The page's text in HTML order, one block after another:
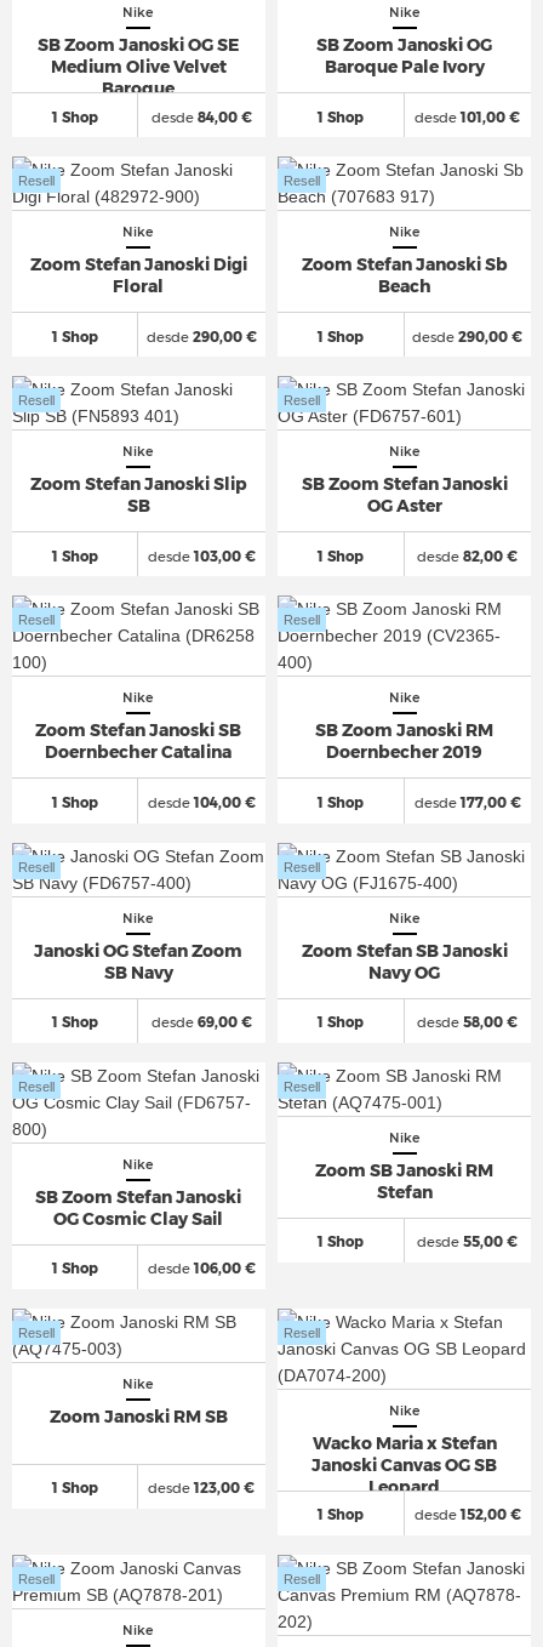
Nike
SB Zoom Janoski OG SE
Medium Olive Velvet
Baroque
1 Shop desde84,00 €
Nike
SB Zoom Janoski OG
Baroque Pale Ivory
1 Shop desde101,00 €
Nike
Zoom Stefan Janoski Digi
Floral
1 Shop
Resell
desde290,00 €
Nike
Zoom Stefan Janoski Sb
Beach
1 Shop
Resell
desde 290,00 €
Nike
Zoom Stefan Janoski Slip
SB
1 Shop
Resell
desde103,00 €
Nike
SB Zoom Stefan Janoski
OG Aster
1 Shop
Resell
desde 82,00 €
Nike
Zoom Stefan Janoski SB
Doernbecher Catalina
1 Shop
Resell
desde104,00 €
Nike
SB Zoom Janoski RM
Doernbecher 2019
1 Shop
Resell
desde177,00 €
Nike
Janoski OG Stefan Zoom
SB Navy
1 Shop
Resell
desde69,00 €
Nike
Zoom Stefan SB Janoski
Navy OG
1 Shop
Resell
desde 58,00 €
Nike
SB Zoom Stefan Janoski
OG Cosmic Clay Sail
1 Shop
Resell
desde106,00 €
Nike
Zoom SB Janoski RM
Stefan
1 Shop
Resell
desde 55,00 €
Nike
Zoom Janoski RM SB
1 Shop
Resell
desde123,00 €
Nike
Wacko Maria x Stefan
Janoski Canvas OG SB
Leopard
1 Shop
Resell
desde152,00 €
Nike
Resell Resell